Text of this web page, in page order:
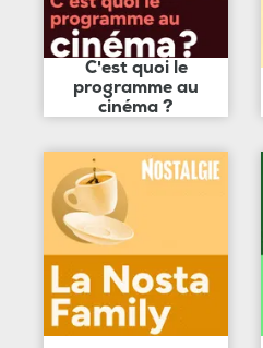
C'est quoi le
programme au
cinéma ?